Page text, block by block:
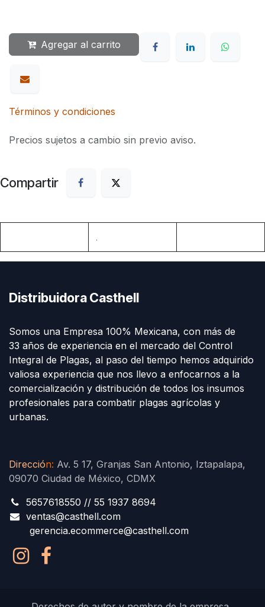
Agregar al carrito
Términos y condiciones
Precios sujetos a cambio sin previo aviso.
Compartir
.
Distribuidora Casthell
Somos una Empresa 100% Mexicana, con más de
33 años de experiencia en el mercado del Control
Integral de Plagas, al paso del tiempo hemos adquirido
valiosa experiencia que nos llevo a enfocarnos a la
comercialización y distribución de todos los insumos
profesionales para combatir plagas agrícolas y
urbanas.
Dirección: Av. 5 17, Granjas San Antonio, Iztapalapa,
09070 Ciudad de México, CDMX
5657618550 // 55 1937 8694
ventas@casthell.com
gerencia.ecommerce@casthell.com